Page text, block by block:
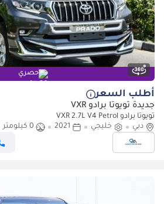
حصري
أطلب السعر
جديدة تويوتا برادو VXR
تويوتا برادو VXR 2.7L V4 Petrol
دبي
خليجي 2021
0 كيلومتر